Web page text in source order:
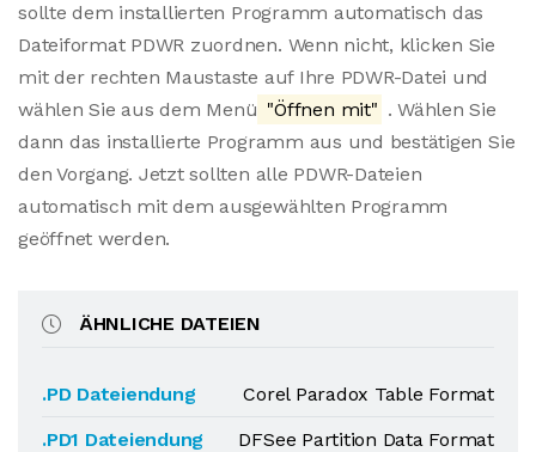
sollte dem installierten Programm automatisch das
Dateiformat PDWR zuordnen. Wenn nicht, klicken Sie
mit der rechten Maustaste auf Ihre PDWR-Datei und
wählen Sie aus dem Menü "Öffnen mit" . Wählen Sie
dann das installierte Programm aus und bestätigen Sie
den Vorgang. Jetzt sollten alle PDWR-Dateien
automatisch mit dem ausgewählten Programm
geöffnet werden.
ÄHNLICHE DATEIEN
.PD Dateiendung
Corel Paradox Table Format
.PD1 Dateiendung
DFSee Partition Data Format